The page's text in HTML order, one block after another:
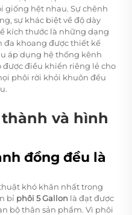
giống hệt nhau. Sự chênh
sự khác biệt về độ dày
kích thước là những dạng
đa khoang được thiết kế
áp dụng hệ thống kênh
điều khiển riêng lẻ cho
phôi rời khỏi khuôn đều
và hình
đồng đều là
khó khăn nhất trong
bỉ phôi 5 Gallon là đạt được
bộ thân sản phẩm. Vì phôi